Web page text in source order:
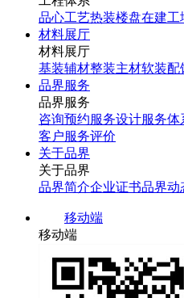
品心工艺热装楼盘在建工
材料展厅
材料展厅
基装辅材整装主材软装配
品界服务
品界服务
咨询预约服务设计服务体
客户服务评价
关于品界
关于品界
品界简介企业证书品界动
移动端
移动端